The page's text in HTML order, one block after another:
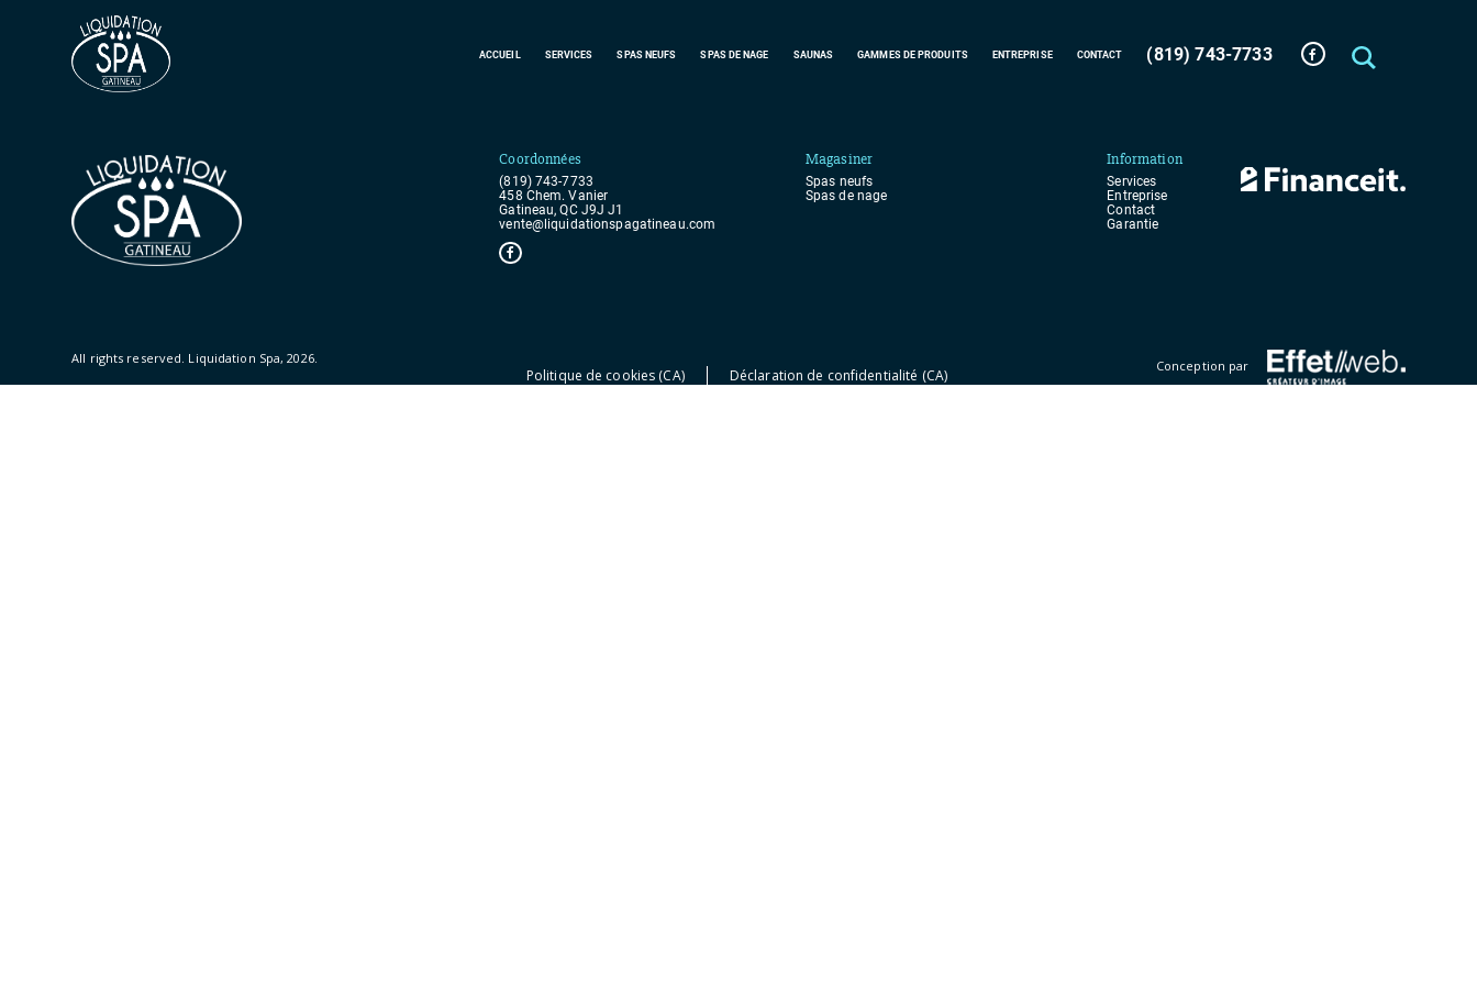
(819) 743-7733
CONTACT
ENTREPRISE
GAMMES DE PRODUITS
SAUNAS
SPAS DE NAGE
SPASNEUFS
SERVICES
ACCUEIL
Coordonnées
(819) 743-7733
458 Chem. Vanier
Gatineau, QC J9J J1
vente@liquidationspagatineau.com
Magasiner
Spas neufs
Spas de nage
Information
Services
Entreprise
Contact
Garantie
All rights reserved. Liquidation Spa, 2026.
Politique de cookies (CA) Déclaration de confidentialité (CA)
Conception par